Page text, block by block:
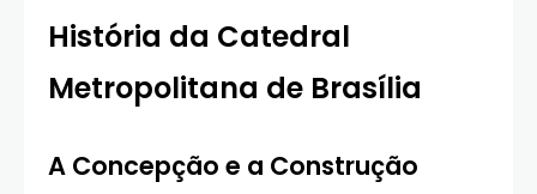
História da Catedral
Metropolitana de Brasília
A Concepção e a Construção